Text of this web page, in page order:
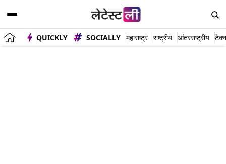
QUICKLY SOCIALLY महाराष्ट्र राष्ट्रीय आंतरराष्ट्रीय